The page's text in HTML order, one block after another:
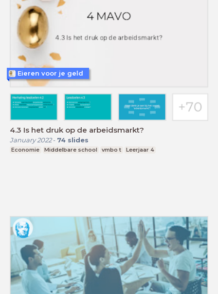
4.3 Is het druk op de arbeidsmarkt?
January 2022- 74 slides
Economie Middelbare school vmbo t Leerjaar 4
Eieren voor je geld